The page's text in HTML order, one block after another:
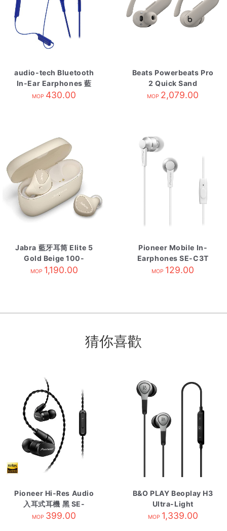
audio-tech Bluetooth
In-Ear Earphones 藍
ATH-CK200BT BL
MOP 430.00
Beats Powerbeats Pro
2 Quick Sand
MOP 2,079.00
Jabra 藍牙耳筒 Elite 5
Gold Beige 100-
99181001-40
MOP 1,190.00
Pioneer Mobile In-
Earphones SE-C3T
White
MOP 129.00
猜你喜歡
Pioneer Hi-Res Audio
入耳式耳機 黑 SE-
CH5TK
MOP 399.00
B&O PLAY Beoplay H3
Ultra-Light
Earphones Natural
MOP 1,339.00